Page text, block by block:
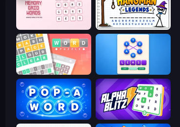
Hangman Legends
Wordler Ahagram
Pop-a-Word Alphablitz